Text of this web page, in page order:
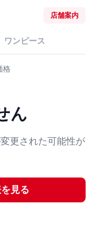
店舗案内
ワンピース
格
ん
更された可能性が
見る